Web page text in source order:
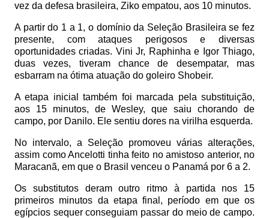
vez da defesa brasileira, Ziko empatou, aos 10 minutos.
A partir do 1 a 1, o domínio da Seleção Brasileira se fez
presente, com ataques perigosos e diversas
oportunidades criadas. Vini Jr, Raphinha e Igor Thiago,
duas vezes, tiveram chance de desempatar, mas
esbarram na ótima atuação do goleiro Shobeir.
A etapa inicial também foi marcada pela substituição,
aos 15 minutos, de Wesley, que saiu chorando de
campo, por Danilo. Ele sentiu dores na virilha esquerda.
No intervalo, a Seleção promoveu várias alterações,
assim como Ancelotti tinha feito no amistoso anterior, no
Maracanã, em que o Brasil venceu o Panamá por 6 a 2.
Os substitutos deram outro ritmo à partida nos 15
primeiros minutos da etapa final, período em que os
egípcios sequer conseguiam passar do meio de campo.